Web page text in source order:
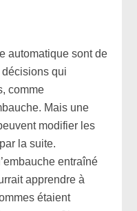
automatique sont de
qui
comme
Mais une
modifier les
la suite.
entraîné
apprendre à
étaient